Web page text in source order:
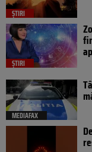
ȘTIRI
ȘTIRI
MEDIAFAX